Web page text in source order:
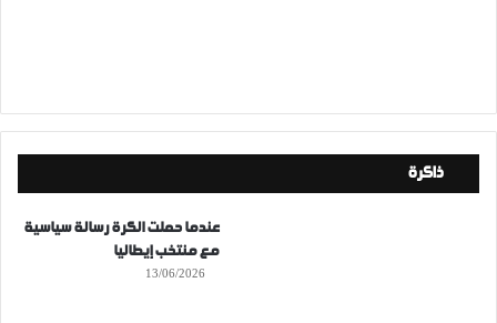
ذاكرة
عندما حملت الكرة رسالة سياسية
مع منتخب إيطاليا
13/06/2026